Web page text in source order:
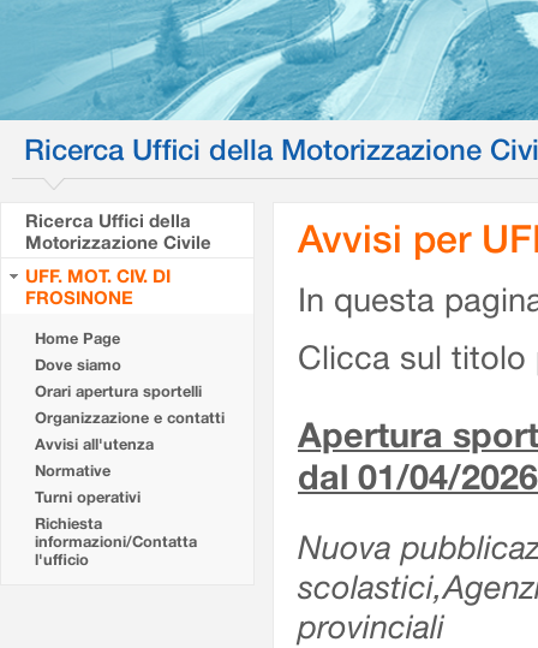
Ricerca Uffici della Motorizzazione
Ricerca Uffici della
Motorizzazione Civile
UFF. MOT. CIV. DI
FROSINONE
Home Page
Dove siamo
Orari apertura sportelli
Organizzazione e contatti
Avvisi all'utenza
Normative
Turni operativi
Richiesta
informazioni/Contatta
l'ufficio
Avvisi per
In questa
Clicca sul titolo
Apertura
dal 01/04/2026
Nuova
provinciali